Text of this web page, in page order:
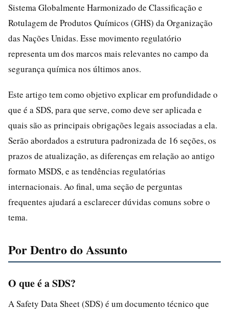
Sistema Globalmente Harmonizado de Classificação e
Rotulagem de Produtos Químicos (GHS) da Organização
das Nações Unidas. Esse movimento regulatório
representa um dos marcos mais relevantes no campo da
segurança química nos últimos anos.
Este artigo tem como objetivo explicar em profundidade o
que é a SDS, para que serve, como deve ser aplicada e
quais são as principais obrigações legais associadas a ela.
Serão abordados a estrutura padronizada de 16 seções, os
prazos de atualização, as diferenças em relação ao antigo
formato MSDS, e as tendências regulatórias
internacionais. Ao final, uma seção de perguntas
frequentes ajudará a esclarecer dúvidas comuns sobre o
tema.
Por Dentro do Assunto
O que é a SDS?
A Safety Data Sheet (SDS) é um documento técnico que